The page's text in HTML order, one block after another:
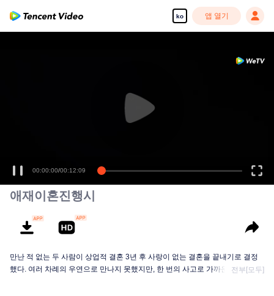
ko 앱 열기
00:00:00/00:12:09
애재이혼진행시
만난 적 없는 두 사람이 상업적 결혼 3년 후 사랑이 없는 결혼을 끝내기로 결정
했다. 여러 차례의 우연으로 만나지 못했지만, 한 번의 사고로 가까운 관계를 맺
전부[모두]